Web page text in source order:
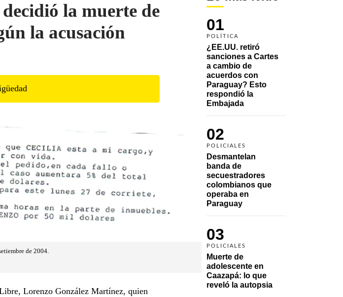
01
POLÍTICA
¿EE.UU. retiró
sanciones a Cartes
a cambio de
acuerdos con
Paraguay? Esto
respondió la
Embajada
02
POLICIALES
Desmantelan
banda de
secuestradores
colombianos que
operaba en
Paraguay
03
POLICIALES
Muerte de
adolescente en
Caazapá: lo que
reveló la autopsia
la muerte de
la acusación
de 2004.
Lorenzo González Martínez, quien